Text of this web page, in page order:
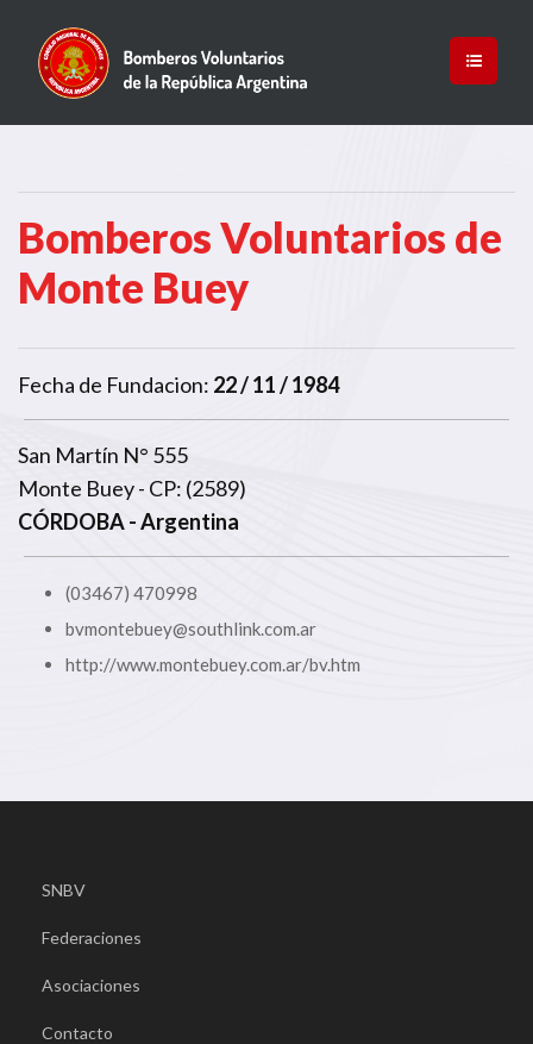
Bomberos Voluntarios de
Monte Buey
Fecha de Fundacion: 22 / 11 / 1984
San Martín N° 555
Monte Buey - CP: (2589)
CÓRDOBA- Argentina
(03467) 470998
bvmontebuey@southlink.com.ar
http://www.montebuey.com.ar/bv.htm
SNBV
Federaciones
Asociaciones
Contacto